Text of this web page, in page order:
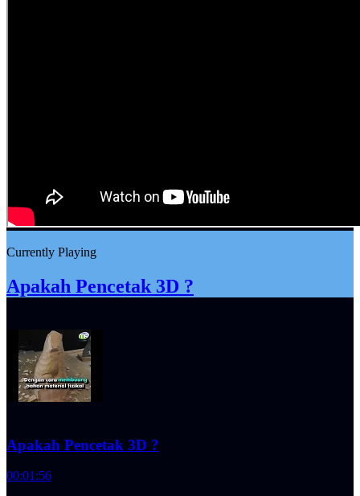
Currently Playing
Apakah Pencetak 3D ?
Apakah Pencetak 3D ?
00:01:56